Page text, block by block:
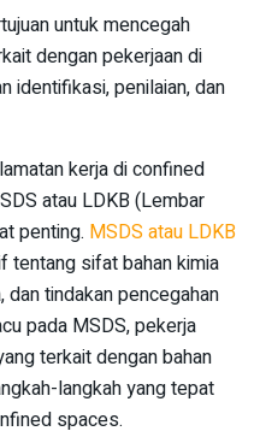
untuk mencegah
dengan pekerjaan di
identifikasi, penilaian, dan
kerja di confined
atau LDKB (Lembar
penting. MSDS atau LDKB
tentang sifat bahan kimia
dan tindakan pencegahan
pada MSDS, pekerja
terkait dengan bahan
langkah yang tepat
spaces.